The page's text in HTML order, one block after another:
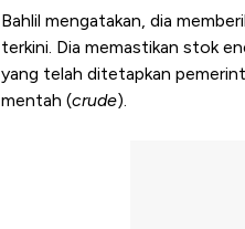
Bahlil mengatakan, dia
terkini. Dia memastikan stok
yang telah ditetapkan
mentah (crude).